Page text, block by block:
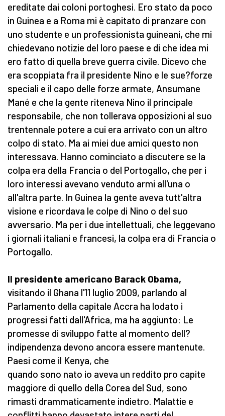
ereditate dai coloni portoghesi. Ero stato da poco
in Guinea e a Roma mi è capitato di pranzare con
uno studente e un professionista guineani, che mi
chiedevano notizie del loro paese e di che idea mi
ero fatto di quella breve guerra civile. Dicevo che
era scoppiata fra il presidente Nino e le sue?forze
speciali e il capo delle forze armate, Ansumane
Mané e che la gente riteneva Nino il principale
responsabile, che non tollerava opposizioni al suo
trentennale potere a cui era arrivato con un altro
colpo di stato. Ma ai miei due amici questo non
interessava. Hanno cominciato a discutere se la
colpa era della Francia o del Portogallo, che per i
loro interessi avevano venduto armi all'una o
all'altra parte. In Guinea la gente aveva tutt'altra
visione e ricordava le colpe di Nino o del suo
avversario. Ma per i due intellettuali, che leggevano
i giornali italiani e francesi, la colpa era di Francia o
Portogallo.
Il presidente americano Barack Obama,
visitando il Ghana l'11 luglio 2009, parlando al
Parlamento della capitale Accra ha lodato i
progressi fatti dall'Africa, ma ha aggiunto: Le
promesse di sviluppo fatte al momento dell?
indipendenza devono ancora essere mantenute.
Paesi come il Kenya, che
quando sono nato io aveva un reddito pro capite
maggiore di quello della Corea del Sud, sono
rimasti drammaticamente indietro. Malattie e